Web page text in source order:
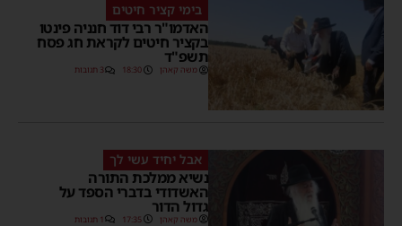
בימי קציר חיטים
האדמו"ר רבי דוד חנניה פינטו
בקציר חיטים לקראת חג פסח
תשפ"ד
משה קאהן 18:30 3 תגובות
אבל יחיד עשי לך
נשיא ממלכת התורה
האשדודי בדברי הספד על
גדול הדור
משה קאהן 17:35 1 תגובות